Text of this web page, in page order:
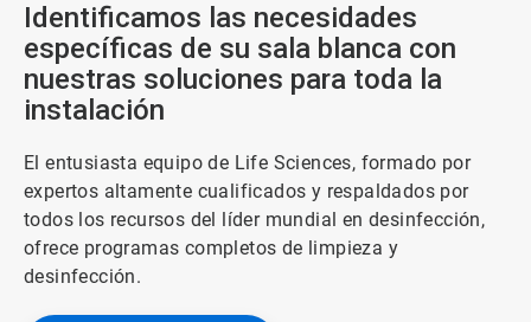
Identificamos las necesidades
específicas de su sala blanca con
nuestras soluciones para toda la
instalación
El entusiasta equipo de Life Sciences, formado por
expertos altamente cualificados y respaldados por
todos los recursos del líder mundial en desinfección,
ofrece programas completos de limpieza y
desinfección.